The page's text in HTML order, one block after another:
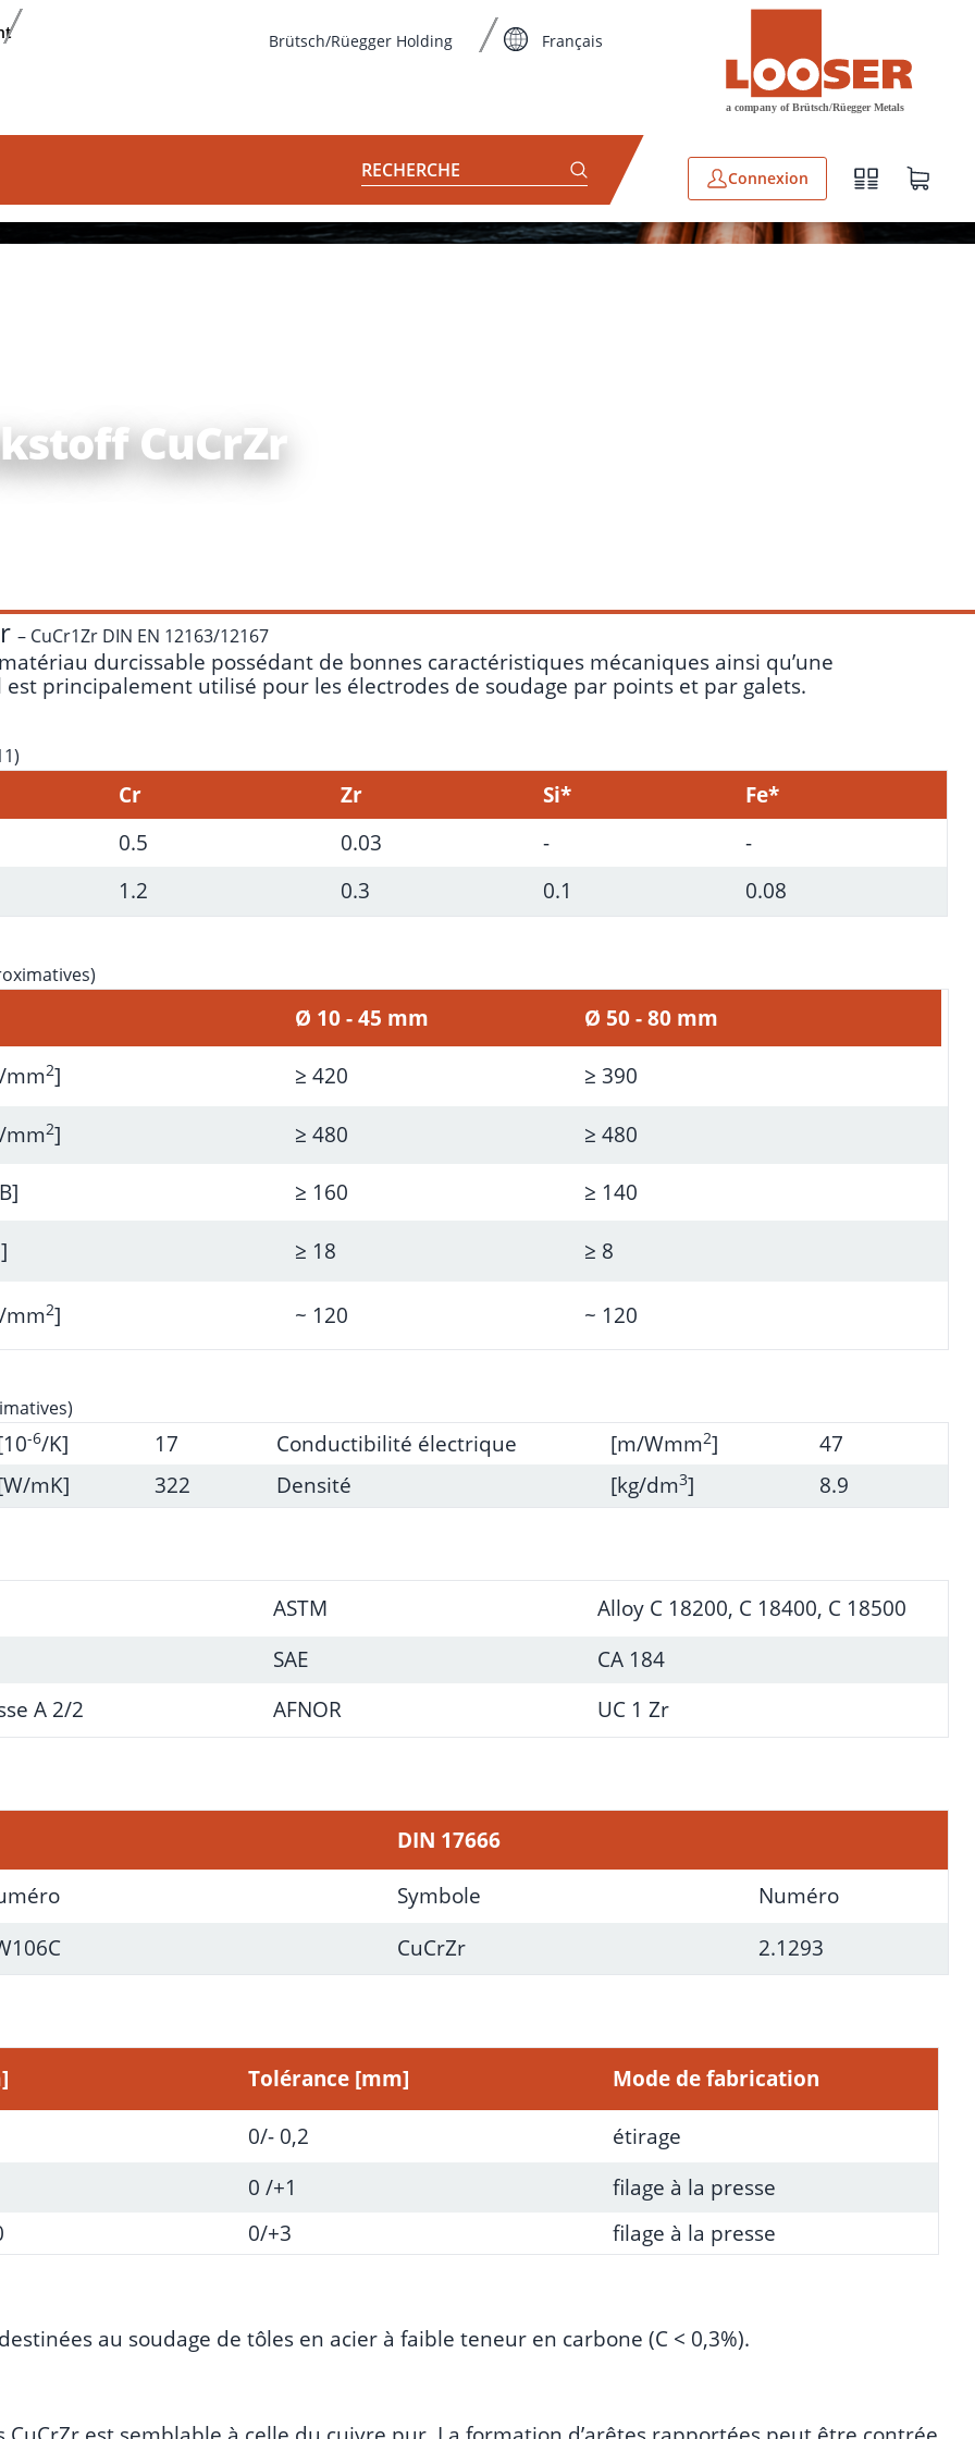
Brütsch/Rüegger Holding Français
RECHERCHE Connexion
CuCrZr
– CuCr1Zr DIN EN 12163/12167
durcissable possédant de bonnes caractéristiques mécaniques ainsi qu’une
principalement utilisé pour les électrodes de soudage par points et par galets.
Cr Zr Si*
Fe*
0.5
0.03 -
-
1.2
0.3 0.1 0.08
Ø 10 - 45 mm Ø 50 - 80 mm
mm2] ≥ 420 ≥ 390
mm2] ≥ 480 ≥ 480
≥ 160 ≥ 140
≥ 18 ≥ 8
mm2] ~ 120 ~ 120
-6/K] 17 Conductibilité électrique [m/Wmm2]
47
mK]
322 Densité [kg/dm3] 8.9
ASTM
Alloy C 18200, C 18400, C 18500
SAE
CA 184
A 2/2
AFNOR UC 1 Zr
DIN 17666
Symbole
Numéro
CuCrZr 2.1293
Tolérance [mm] Mode de fabrication
0/- 0,2
étirage
0 /+1
filage à la presse
0/+3 filage à la presse
au soudage de tôles en acier à faible teneur en carbone (C < 0,3%).